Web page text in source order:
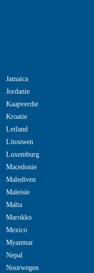
Jamaica
Jordanie
Kaapverdie
Kroatie
Letland
Litouwen
Luxemburg
Macedonie
Malediven
Maleisie
Malta
Marokko
Mexico
Myanmar
Nepal
Noorwegen